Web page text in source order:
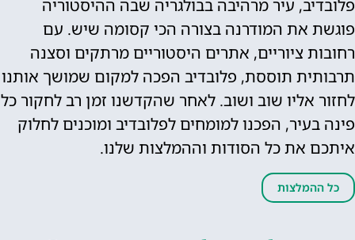
עיר מרהיבה בבולגריה שבה ההיסטוריה
המודרנה בצורה הכי קסומה שיש. עם
אתרים היסטוריים מרתקים וסצנה
תוססת, פלובדיב הפכה למקום שמושך אותנו
שוב ושוב. לאחר שהקדשנו זמן רב לחקור כל
הפכנו למומחים לפלובדיב ומוכנים לחלוק
כל הסודות וההמלצות שלנו.